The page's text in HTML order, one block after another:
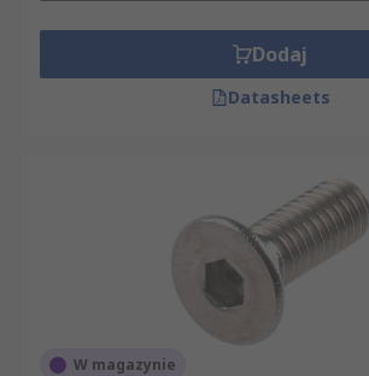
Dodaj
Datasheets
W magazynie